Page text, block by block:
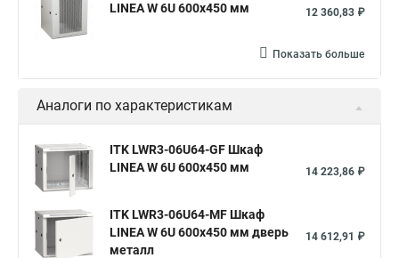
LINEA W 6U 600x450 мм
12 360,83 ₽
Показать больше
Аналоги по характеристикам
ITK LWR3-06U64-GF Шкаф
LINEA W 6U 600x450 мм
14 223,86 ₽
ITK LWR3-06U64-MF Шкаф
LINEA W 6U 600x450 мм дверь
металл
14 612,91 ₽